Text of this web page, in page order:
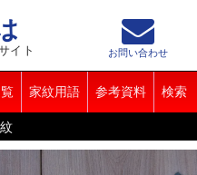
イト
家紋用語 参考資料 検索
お問い合わせ